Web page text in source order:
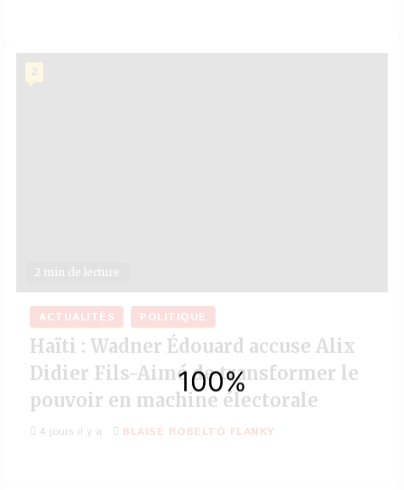
2 min de lecture
2
ACTUALITÉS POLITIQUE
Haïti : Wadner Édouard accuse Alix
Didier Fils-Aimé de transformer le
pouvoir en machine électorale
4 jours il y a BLAISE ROBELTO FLANKY